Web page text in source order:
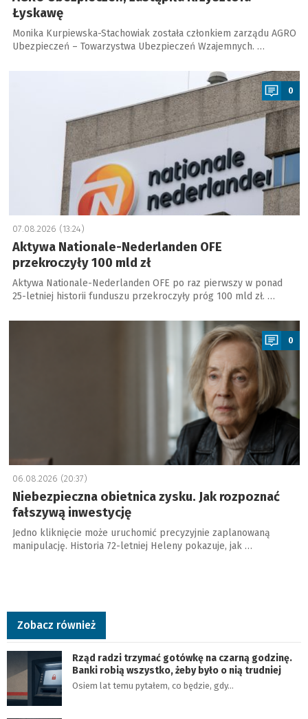
Łyskawę
Monika Kurpiewska-Stachowiak została członkiem zarządu AGRO
Ubezpieczeń – Towarzystwa Ubezpieczeń Wzajemnych. …
0
07.08.2026 (13:24)
Aktywa Nationale-Nederlanden OFE
przekroczyły 100 mld zł
Aktywa Nationale-Nederlanden OFE po raz pierwszy w ponad
25-letniej historii funduszu przekroczyły próg 100 mld zł. …
a
0
06.08.2026 (20:37)
Niebezpieczna obietnica zysku. Jak rozpoznać
fałszywą inwestycję
Jedno kliknięcie może uruchomić precyzyjnie zaplanowaną
manipulację. Historia 72-letniej Heleny pokazuje, jak …
Zobacz również
Rząd radzi trzymać gotówkę na czarną godzinę.
Banki robią wszystko, żeby było o nią trudniej
Osiem lat temu pytałem, co będzie, gdy…